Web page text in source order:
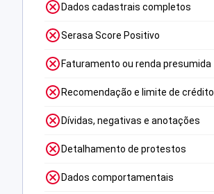
Dados cadastrais completos
Serasa Score Positivo
Faturamento ou renda presumida
Recomendação e limite de crédito
Dívidas, negativas e anotações
Detalhamento de protestos
Dados comportamentais